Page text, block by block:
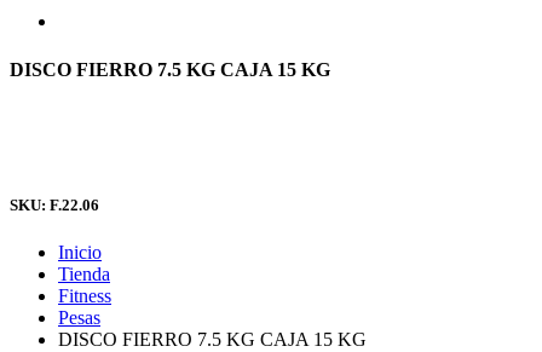
DISCO FIERRO 7.5 KG CAJA 15 KG
SKU: F.22.06
Inicio
Tienda
Fitness
Pesas
DISCO FIERRO 7.5 KG CAJA 15 KG